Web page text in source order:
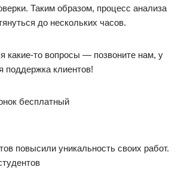
Таким образом, процесс анализа
до нескольких часов.
какие-то вопросы — позвоните нам, у
поддержка клиентов!
бесплатный
повысили уникальность своих работ.